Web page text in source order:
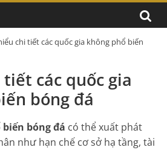
chi tiết các quốc gia không phổ biến
các quốc gia
bóng đá
bóng đá có thể xuất phát
như hạn chế cơ sở hạ tầng, tài